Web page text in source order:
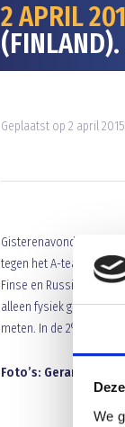
We
2 APRIL
(FINLAND).
Geplaatst op 2 april 2015
Gisterenavond werden
tegen het A-team U15
Finse en Russische
alleen fysiek gezien
meten. In de 2e helft
Foto’s: Gerard